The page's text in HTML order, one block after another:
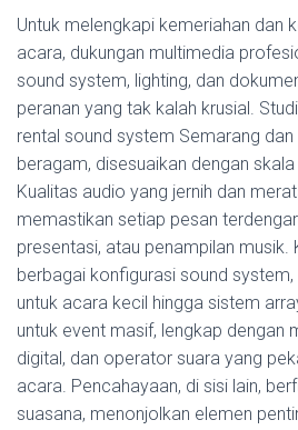
Untuk melengkapi kemeriahan dan
acara, dukungan multimedia
sound system, lighting, dan
peranan yang tak kalah krusial.
rental sound system Semarang dan
beragam, disesuaikan dengan
Kualitas audio yang jernih dan
memastikan setiap pesan
presentasi, atau penampilan musik.
berbagai konfigurasi sound
untuk acara kecil hingga sistem
untuk event masif, lengkap dengan
digital, dan operator suara yang
acara. Pencahayaan, di sisi lain,
suasana, menonjolkan elemen